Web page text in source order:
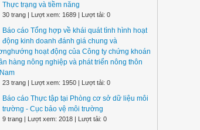
Thực trạng và tiềm năng
30 trang | Lượt xem: 1689 | Lượt tải: 0
Báo cáo Tổng hợp về khái quát tình hình hoạt
động kinh doanh đánh giá chung và
hoạt động của Công ty chứng khoán
hàng nông nghiệp và phát triển nông thôn
23 trang | Lượt xem: 1950 | Lượt tải: 0
Báo cáo Thực tập tại Phòng cơ sở dữ liệu môi
trường - Cục bảo vệ môi trường
9 trang | Lượt xem: 2018 | Lượt tải: 0